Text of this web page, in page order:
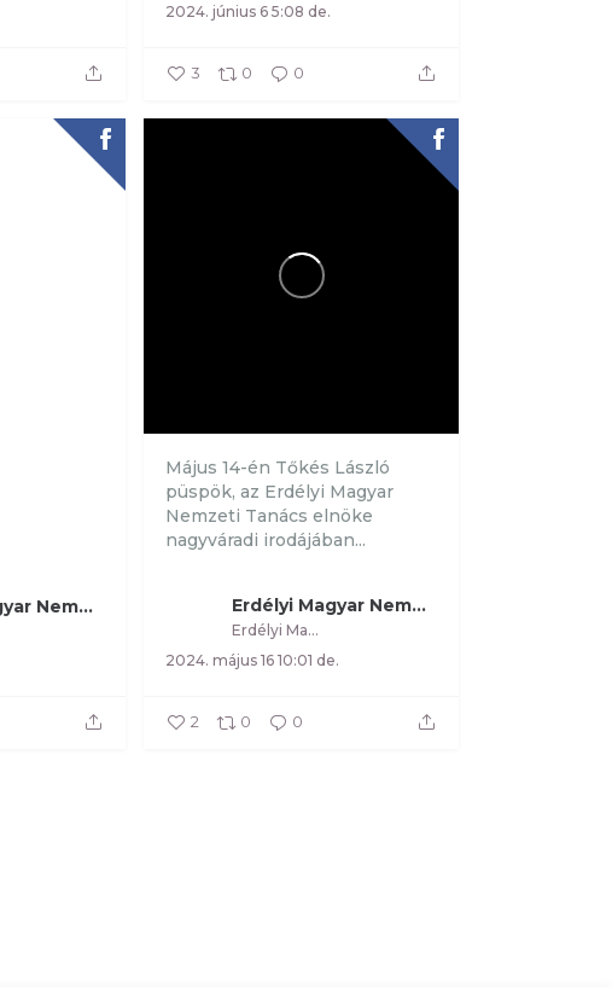
2024. június 6 5:08 de.
3 0 0
Erdélyi Magyar Nemzeti Tanács
Május 14-én Tőkés László
püspök, az Erdélyi Magyar
Nemzeti Tanács elnöke
nagyváradi irodájában...
Erdélyi Magyar Nemzeti Tanács
Erdélyi Magyar Nemzeti Tanács
2024. május 16 10:01 de.
2 0 0